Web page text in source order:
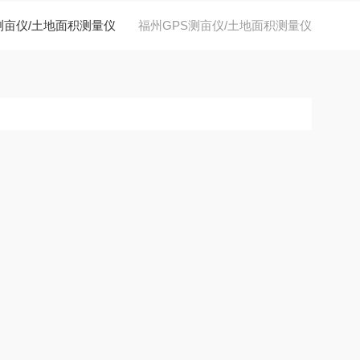
亩仪/土地面积测量仪 福州GPS测亩仪/土地面积测量仪